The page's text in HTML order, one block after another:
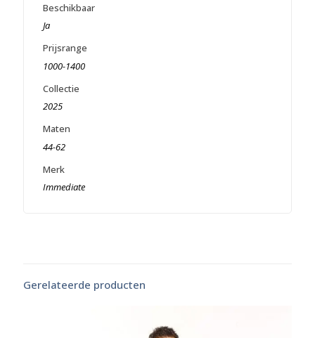
Beschikbaar
Ja
Prijsrange
1000-1400
Collectie
2025
Maten
44-62
Merk
Immediate
Gerelateerde producten